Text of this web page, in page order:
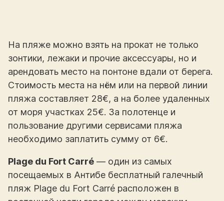
На пляже можно взять на прокат не только
зонтики, лежаки и прочие аксессуары, но и
арендовать место на понтоне вдали от берега.
Стоимость места на нём или на первой линии
пляжа составляет 28€, а на более удаленных
от моря участках 25€. За полотенце и
пользование другими сервисами пляжа
необходимо заплатить сумму от 6€.
Plage du Fort Carré — один из самых
посещаемых в Антибе бесплатный галечный
пляж Plage du Fort Carré расположен в